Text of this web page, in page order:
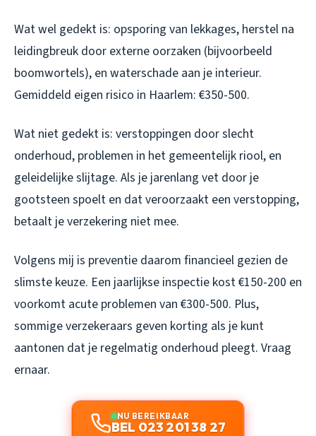
Wat wel gedekt is: opsporing van lekkages, herstel na
leidingbreuk door externe oorzaken (bijvoorbeeld
boomwortels), en waterschade aan je interieur.
Gemiddeld eigen risico in Haarlem: €350-500.
Wat niet gedekt is: verstoppingen door slecht
onderhoud, problemen in het gemeentelijk riool, en
geleidelijke slijtage. Als je jarenlang vet door je
gootsteen spoelt en dat veroorzaakt een verstopping,
betaalt je verzekering niet mee.
Volgens mij is preventie daarom financieel gezien de
slimste keuze. Een jaarlijkse inspectie kost €150-200 en
voorkomt acute problemen van €300-500. Plus,
sommige verzekeraars geven korting als je kunt
aantonen dat je regelmatig onderhoud pleegt. Vraag
ernaar.
NU BEREIKBAAR
BEL 023 201 38 27